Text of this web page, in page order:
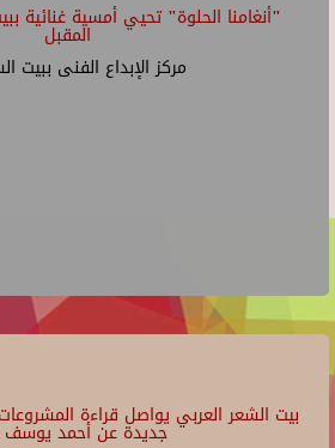
"أنغامنا الحلوة" تحيي أمسية غنائية
المقبل
مركز الإبداع الفنى ببيت
بيت الشعر العربي يواصل قراءة
جديدة عن أحمد